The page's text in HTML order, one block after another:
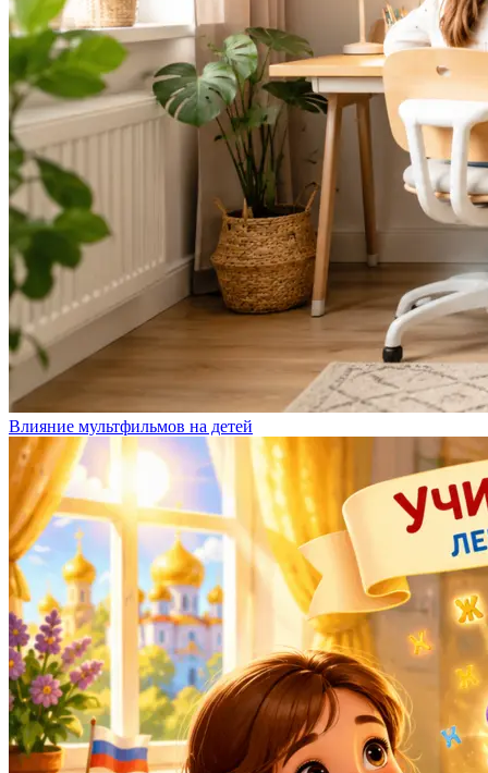
Влияние мультфильмов на детей